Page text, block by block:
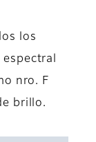
los
nro. F
brillo.